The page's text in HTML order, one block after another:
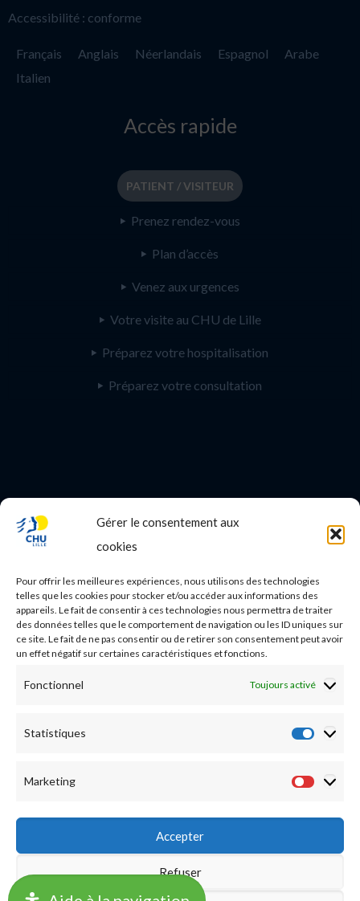
Gérer le consentement aux
cookies
Pour offrir les meilleures expériences, nous utilisons des technologies
telles que les cookies pour stocker et/ou accéder aux informations des
appareils. Le fait de consentir à ces technologies nous permettra de traiter
des données telles que le comportement de navigation ou les ID uniques sur
ce site. Le fait de ne pas consentir ou de retirer son consentement peut avoir
un effet négatif sur certaines caractéristiques et fonctions.
Fonctionnel Toujours activé
Statistiques
Marketing
Accepter
Refuser
Accessibilité : conforme
Français Anglais Néerlandais Espagnol
Arabe
Italien
Accès rapide
PATIENT / VISITEUR
Prenez rendez-vous
Plan d’accès
Venez aux urgences
Votre visite au CHU de Lille
Préparez votre hospitalisation
Préparez votre consultation
PROFESSIONNEL DE SANTE
Nos essais cliniques
Ecoles paramédicales
Mentions légales